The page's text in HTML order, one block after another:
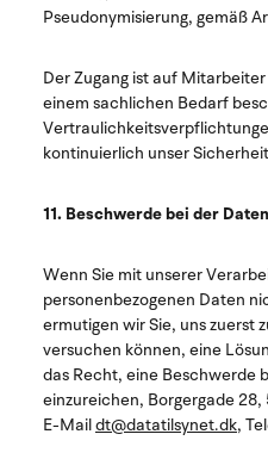
Pseudonymisierung, gemäß
Der Zugang ist auf
einem sachlichen Bedarf
kontinuierlich unser
11. Beschwerde bei der
Wenn Sie mit unserer
personenbezogenen Daten
ermutigen wir Sie, uns zuerst
versuchen können, eine
das Recht, eine Beschwerde
einzureichen, Borgergade
E-Maildt@datatilsynet.dk,